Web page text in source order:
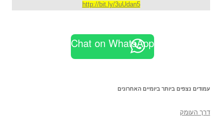
http://bit.ly/3uUdan5
Chat on WhatsApp
עמודים נצפים ביותר ביומיים האחרונים
דרך העומק